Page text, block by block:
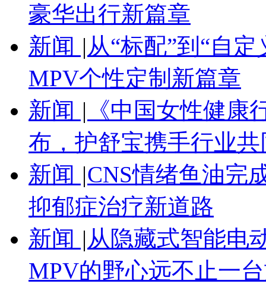
豪华出行新篇章
新闻 |从“标配”到“自
MPV个性定制新篇章
新闻 | 《中国女性健
布，护舒宝携手行业
新闻 |CNS情绪鱼油完
抑郁症治疗新道路
新闻 |从隐藏式智能电
MPV的野心远不止一